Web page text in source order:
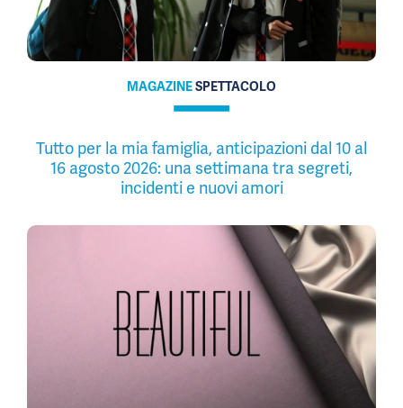
MAGAZINESPETTACOLO
Tutto per la mia famiglia, anticipazioni dal 10 al
16 agosto 2026: una settimana tra segreti,
incidenti e nuovi amori